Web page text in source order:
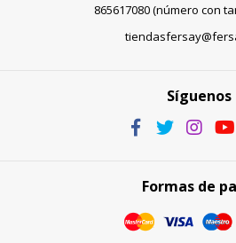
865617080 (número con
Síguenos
Formas de